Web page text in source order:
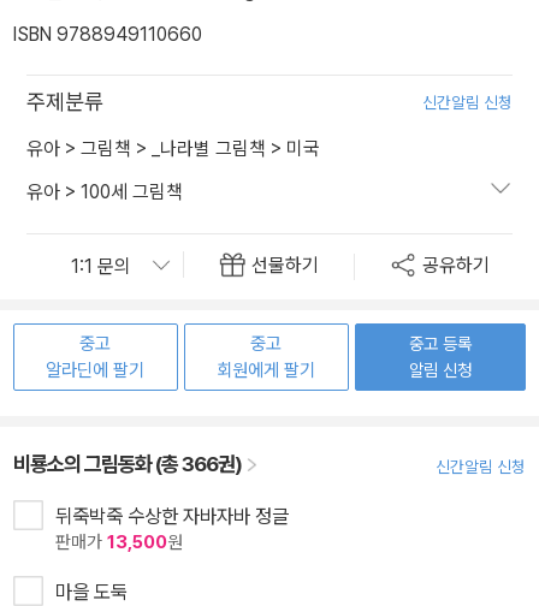
ISBN 9788949110660
주제분류 신간알림 신청
유아 > 그림책 > _나라별 그림책 > 미국
유아 > 100세 그림책
선물하기 공유하기
중고
알라딘에 팔기
중고
회원에게 팔기
중고 등록
알림 신청
비룡소의 그림동화 (총 366권) 신간알림 신청
뒤죽박죽 수상한 자바자바 정글
판매가 13,500원
마을 도둑